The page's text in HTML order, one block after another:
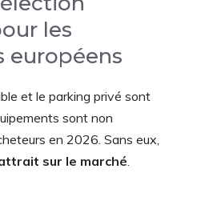
les
européens
et le parking privé sont
sont non
en 2026. Sans eux,
sur le marché.